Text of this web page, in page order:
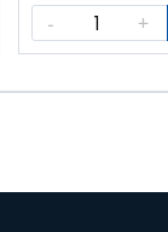
- +